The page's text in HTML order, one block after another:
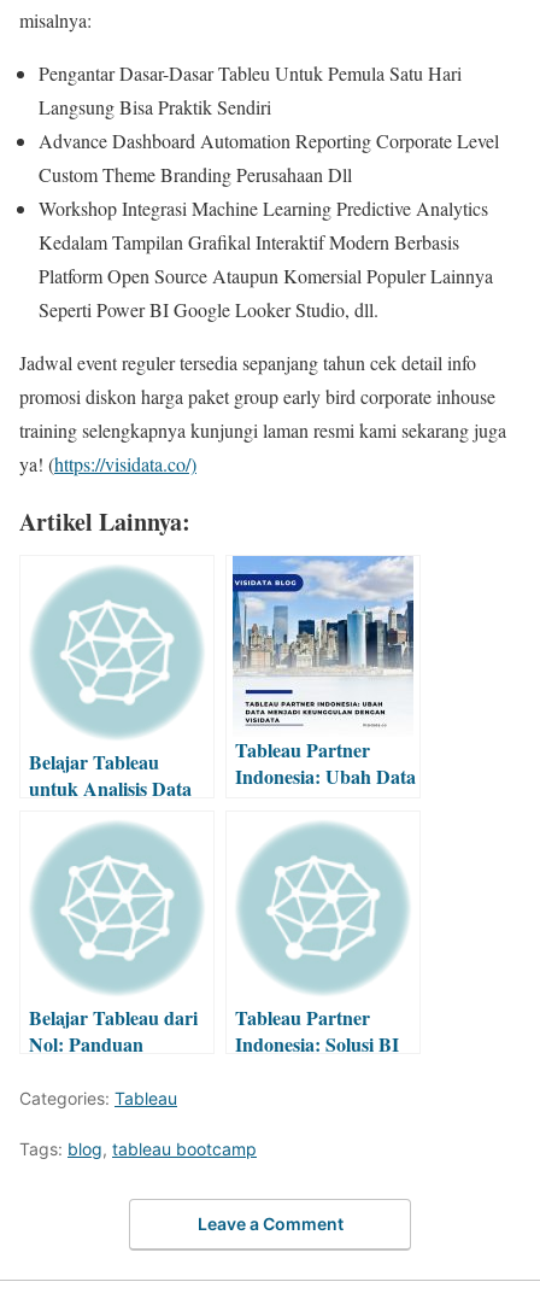
misalnya:
Pengantar Dasar-Dasar Tableu Untuk Pemula Satu Hari
Langsung Bisa Praktik Sendiri
Advance Dashboard Automation Reporting Corporate Level
Custom Theme Branding Perusahaan Dll
Workshop Integrasi Machine Learning Predictive Analytics
Kedalam Tampilan Grafikal Interaktif Modern Berbasis
Platform Open Source Ataupun Komersial Populer Lainnya
Seperti Power BI Google Looker Studio, dll.
Jadwal event reguler tersedia sepanjang tahun cek detail info
promosi diskon harga paket group early bird corporate inhouse
training selengkapnya kunjungi laman resmi kami sekarang juga
ya! (https://visidata.co/)
Artikel Lainnya:
Belajar Tableau
untuk Analisis Data
yang Efektif
Tableau Partner
Indonesia: Ubah Data
Belajar Tableau dari
Nol: Panduan
Pemula
Tableau Partner
Indonesia: Solusi BI
Categories: Tableau
Tags: blog, tableau bootcamp
Leave a Comment